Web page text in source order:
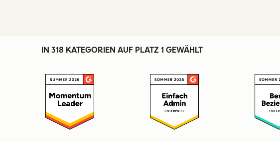
IN 318 KATEGORIEN AUF PLATZ 1 GEWÄHLT